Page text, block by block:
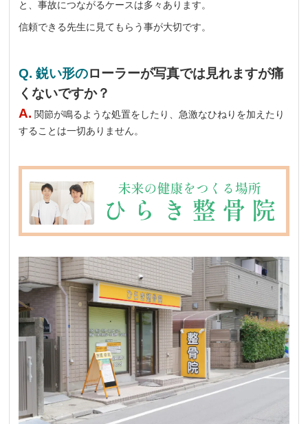
と、事故につながるケースは多々あります。
信頼できる先生に見てもらう事が大切です。
Q. 鋭い形のローラーが写真では見れますが痛
くないですか？
A. 関節が鳴るような処置をしたり、急激なひねりを加えたり
することは一切ありません。